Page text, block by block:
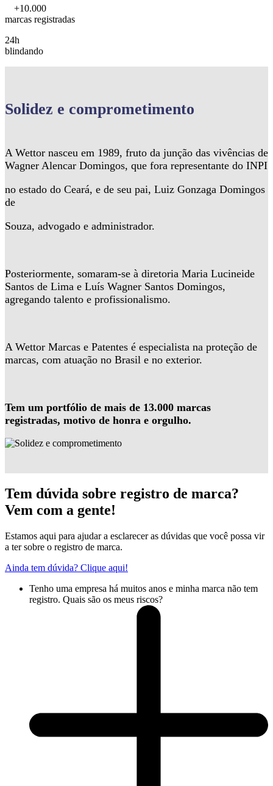
+10.000
marcas registradas
24h
blindando
Solidez e comprometimento
A Wettor nasceu em 1989, fruto da junção das vivências de
Wagner Alencar Domingos, que fora representante do INPI
no estado do Ceará, e de seu pai, Luiz Gonzaga Domingos
de
Souza, advogado e administrador.
Posteriormente, somaram-se à diretoria Maria Lucineide
Santos de Lima e Luís Wagner Santos Domingos,
agregando talento e profissionalismo.
A Wettor Marcas e Patentes é especialista na proteção de
marcas, com atuação no Brasil e no exterior.
Tem um portfólio de mais de 13.000 marcas
registradas, motivo de honra e orgulho.
Tem dúvida sobre registro de marca?
Vem com a gente!
Estamos aqui para ajudar a esclarecer as dúvidas que você possa vir
a ter sobre o registro de marca.
Ainda tem dúvida? Clique aqui!
Tenho uma empresa há muitos anos e minha marca não tem
registro. Quais são os meus riscos?